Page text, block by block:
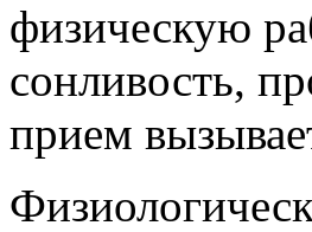
физическую
сонливость,
прием